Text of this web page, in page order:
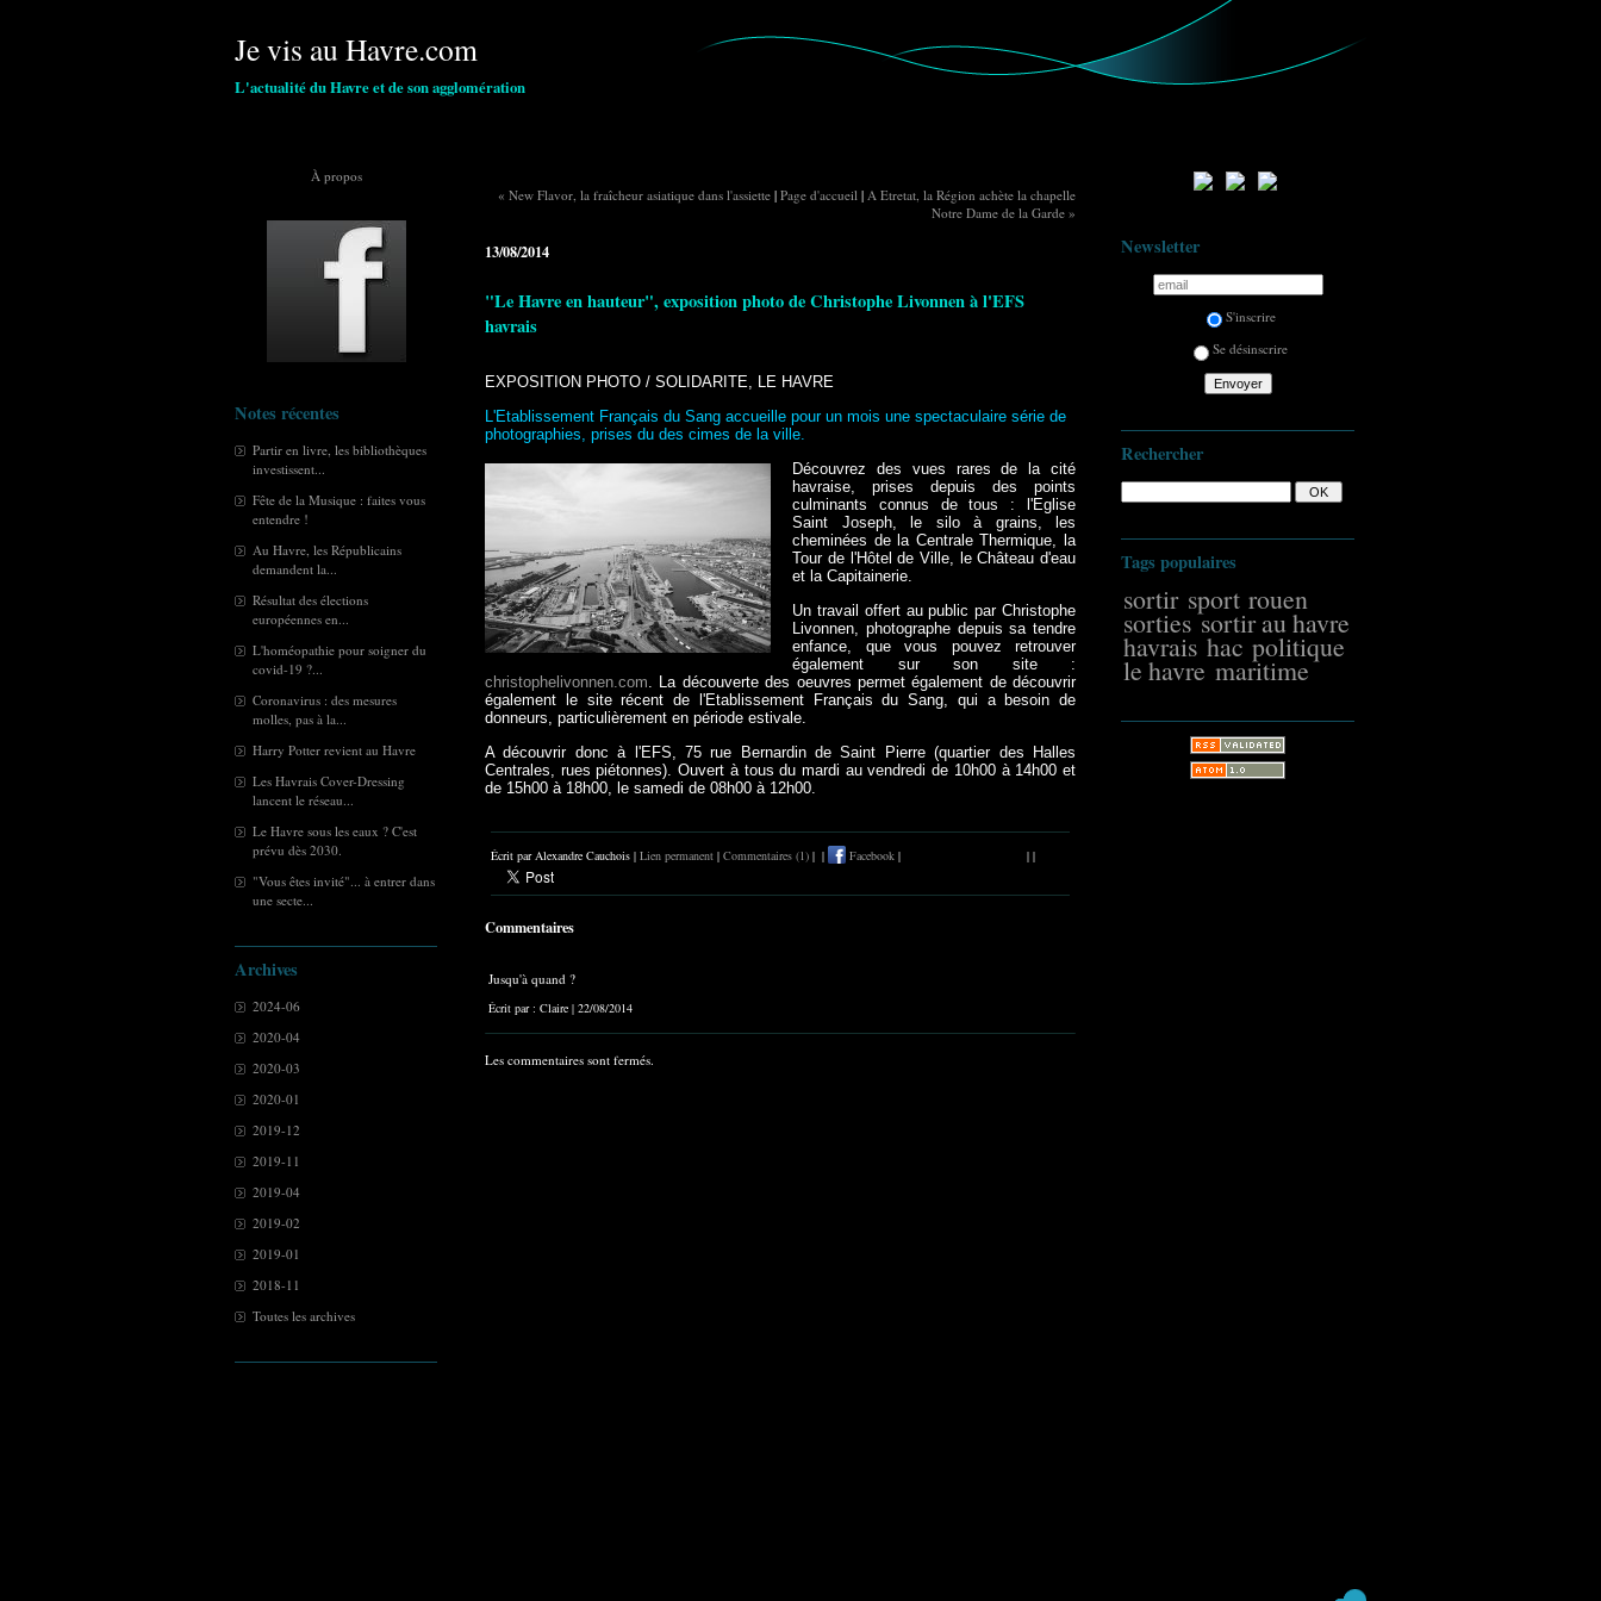
Je vis au Havre.com
L'actualité du Havre et de son agglomération
À propos
Notes récentes
Partir en livre, les bibliothèques
investissent...
Fête de la Musique : faites vous
entendre !
Au Havre, les Républicains
demandent la...
Résultat des élections
européennes en...
L'homéopathie pour soigner du
covid-19 ?...
Coronavirus : des mesures
molles, pas à la...
Harry Potter revient au Havre
Les Havrais Cover-Dressing
lancent le réseau...
Le Havre sous les eaux ? C'est
prévu dès 2030.
"Vous êtes invité"... à entrer dans
une secte...
Archives
2024-06
2020-04
2020-03
2020-01
2019-12
2019-11
2019-04
2019-02
2019-01
2018-11
Toutes les archives
Newsletter
S'inscrire
Se désinscrire
Rechercher
Tags populaires
sortir sport rouen
sorties sortir au havre
havrais hac politique
le havre maritime
« New Flavor, la fraîcheur asiatique dans l'assiette | Page d'accueil | A Etretat, la Région achète la chapelle
Notre Dame de la Garde »
13/08/2014
"Le Havre en hauteur", exposition photo de Christophe Livonnen à l'EFS
havrais
EXPOSITION PHOTO / SOLIDARITE, LE HAVRE
L'Etablissement Français du Sang accueille pour un mois une spectaculaire série de
photographies, prises du des cimes de la ville.
Découvrez des vues rares de la cité
havraise, prises depuis des points
culminants connus de tous : l'Eglise
Saint Joseph, le silo à grains, les
cheminées de la Centrale Thermique, la
Tour de l'Hôtel de Ville, le Château d'eau
et la Capitainerie.
Un travail offert au public par Christophe
Livonnen, photographe depuis sa tendre
enfance, que vous pouvez retrouver
également sur son site :
christophelivonnen.com. La découverte des oeuvres permet également de découvrir
également le site récent de l'Etablissement Français du Sang, qui a besoin de
donneurs, particulièrement en période estivale.
A découvrir donc à l'EFS, 75 rue Bernardin de Saint Pierre (quartier des Halles
Centrales, rues piétonnes). Ouvert à tous du mardi au vendredi de 10h00 à 14h00 et
de 15h00 à 18h00, le samedi de 08h00 à 12h00.
Écrit par Alexandre Cauchois | Lien permanent | Commentaires (1) | | Facebook | | |
Commentaires
Jusqu'à quand ?
Écrit par : Claire | 22/08/2014
Les commentaires sont fermés.